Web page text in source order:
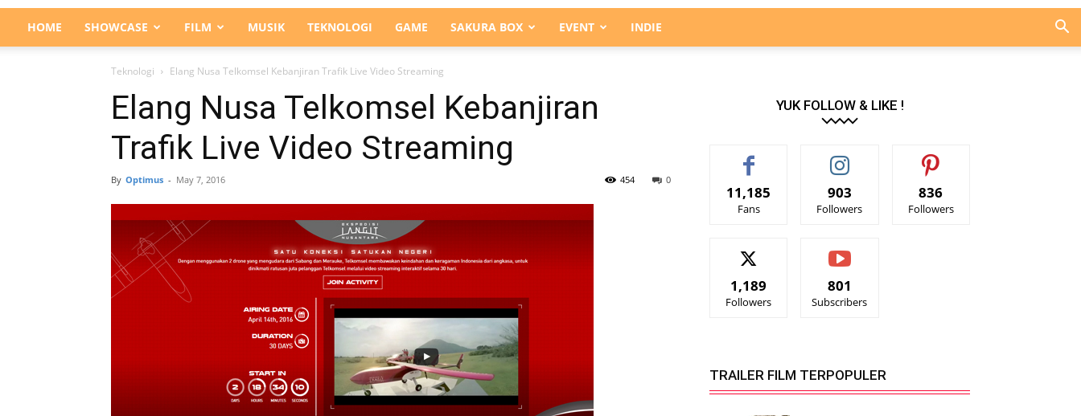
HOME SHOWCASE FILM MUSIK TEKNOLOGI GAME SAKURA BOX EVENT INDIE
Teknologi Elang Nusa Telkomsel Kebanjiran Trafik Live Video Streaming
Elang Nusa Telkomsel Kebanjiran
Trafik Live Video Streaming
By Optimus - May 7, 2016 0
454
YUK FOLLOW & LIKE !
11,185
Fans
903
Followers
836
Followers
1,189
Followers
801
Subscribers
TRAILER FILM TERPOPULER